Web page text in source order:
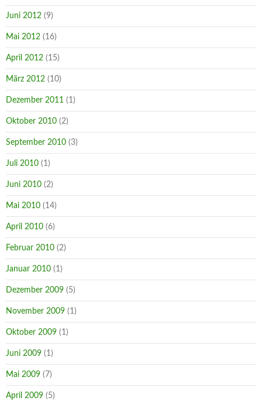
Juni 2012 (9)
Mai 2012 (16)
April 2012 (15)
März 2012 (10)
Dezember 2011 (1)
Oktober 2010 (2)
September 2010 (3)
Juli 2010 (1)
Juni 2010 (2)
Mai 2010 (14)
April 2010 (6)
Februar 2010 (2)
Januar 2010 (1)
Dezember 2009 (5)
November 2009 (1)
Oktober 2009 (1)
Juni 2009 (1)
Mai 2009 (7)
April 2009 (5)